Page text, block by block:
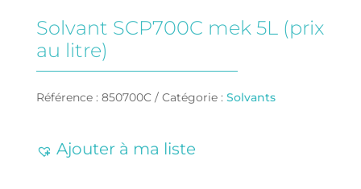
Solvant SCP700C mek 5L (prix
au litre)
Référence : 850700C Catégorie : Solvants
Ajouter à ma liste